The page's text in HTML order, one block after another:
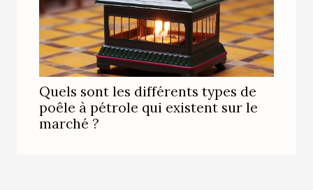
Quels sont les différents types de
poêle à pétrole qui existent sur le
marché ?